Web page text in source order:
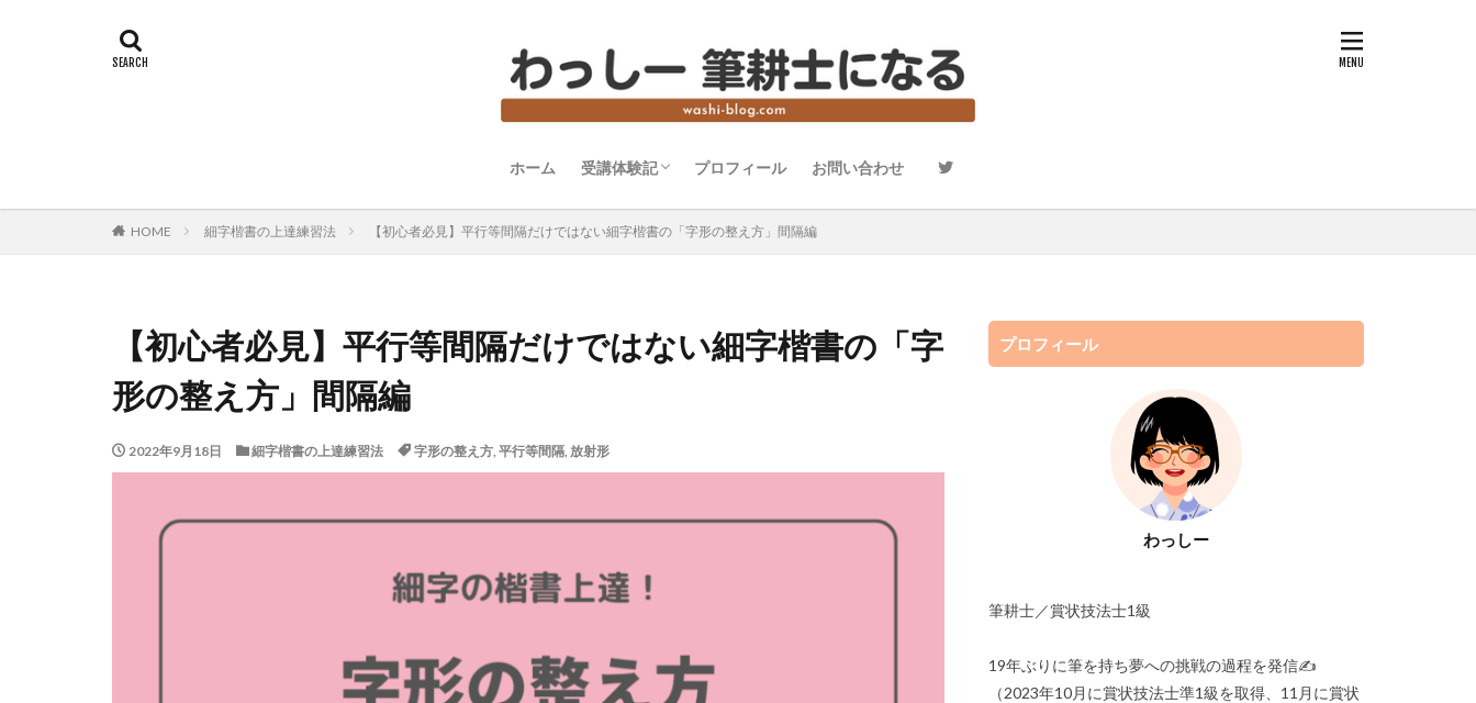
ホーム 受講体験記
賞状技法士3級の体験記
賞状技法士2級の体験記
賞状技法士準1級の体験記
賞状技法士1級の体験記
プロフィール お問い合わせ
HOME 細字楷書の上達練習法 【初心者必見】平行等間隔だけではない細字楷書の「字形の整え方」間隔編
【初心者必見】平行等間隔だけではない細字楷書の「字
形の整え方」間隔編
2022年9月18日 細字楷書の上達練習法 字形の整え方, 平行等間隔, 放射形
プロフィール
わっしー
筆耕士／賞状技法士1級
19年ぶりに筆を持ち夢への挑戦の過程を発信✍️
（2023年10月に賞状技法士準1級を取得、11月に賞状